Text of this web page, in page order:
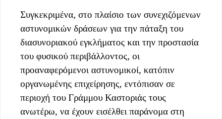
Συγκεκριμένα, στο πλαίσιο των συνεχιζόμενων
αστυνομικών δράσεων για την πάταξη του
διασυνοριακού εγκλήματος και την προστασία
του φυσικού περιβάλλοντος, οι
προαναφερόμενοι αστυνομικοί, κατόπιν
οργανωμένης επιχείρησης, εντόπισαν σε
περιοχή του Γράμμου Καστοριάς τους
ανωτέρω, να έχουν εισέλθει παράνομα στη